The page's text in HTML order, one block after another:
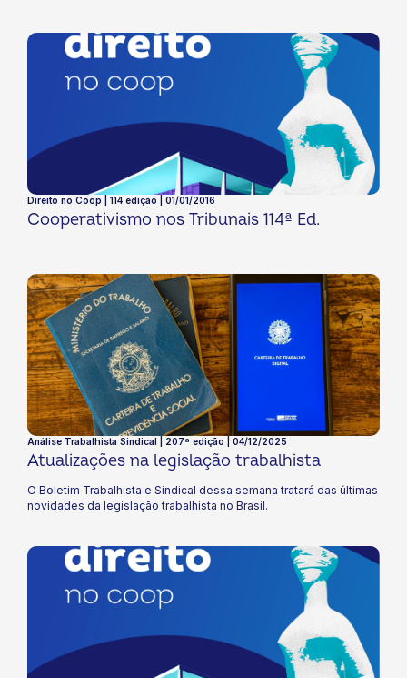
Direito no Coop | 114 edição | 01/01/2016
Cooperativismo nos Tribunais 114ª Ed.
Análise Trabalhista Sindical | 207ª edição | 04/12/2025
Atualizações na legislação trabalhista
O Boletim Trabalhista e Sindical dessa semana tratará das últimas
novidades da legislação trabalhista no Brasil.